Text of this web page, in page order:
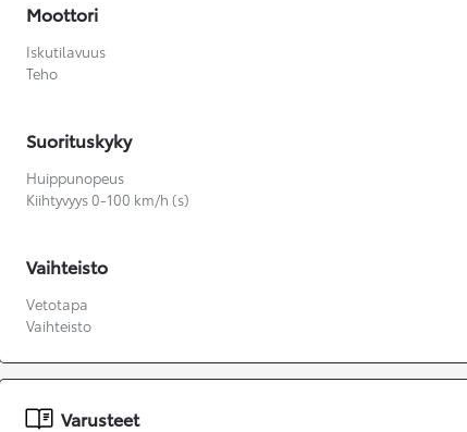
Moottori
Iskutilavuus
Teho
Suorituskyky
Huippunopeus
Kiihtyvyys 0-100 km/h (s)
Vaihteisto
Vetotapa
Vaihteisto
Varusteet